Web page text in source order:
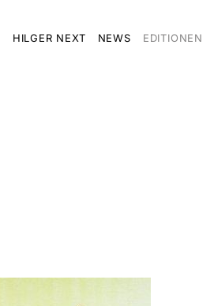
HILGER NEXT NEWS EDITIONEN